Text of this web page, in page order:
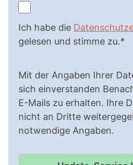
Ich habe die
gelesen und stimme zu.*
Mit der Angaben Ihrer
sich einverstanden
E-Mails zu erhalten. Ihre
nicht an Dritte
notwendige Angaben.